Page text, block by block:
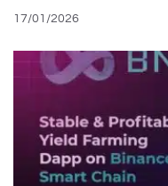
17/01/2026